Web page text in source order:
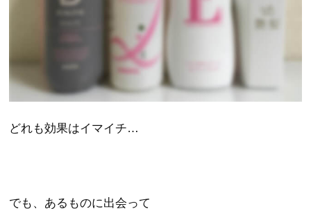
どれも効果はイマイチ…
でも、あるものに出会って